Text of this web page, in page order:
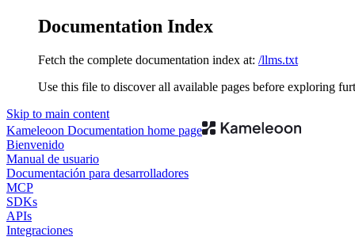
Documentation Index
Fetch the complete documentation index at: /llms.txt
Use this file to discover all available pages before exploring
Skip to main content
Kameleoon Documentation home page
Bienvenido
Manual de usuario
Documentación para desarrolladores
MCP
SDKs
APIs
Integraciones